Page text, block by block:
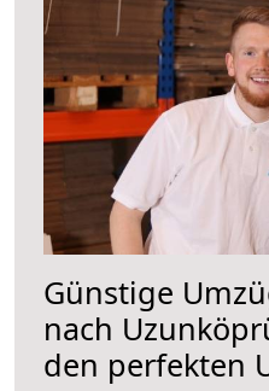
Günstige
nach
den perfekten